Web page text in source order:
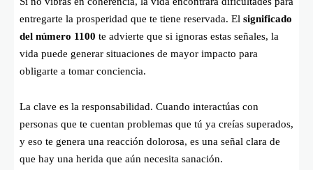
entregarte la prosperidad que te tiene reservada. El significado
del número 1100 te advierte que si ignoras estas señales, la
vida puede generar situaciones de mayor impacto para
obligarte a tomar conciencia.
La clave es la responsabilidad. Cuando interactúas con
personas que te cuentan problemas que tú ya creías superados,
y eso te genera una reacción dolorosa, es una señal clara de
que hay una herida que aún necesita sanación.